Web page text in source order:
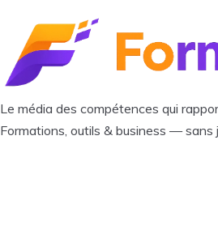
Le média des compétences qui
Formations, outils & business — sans